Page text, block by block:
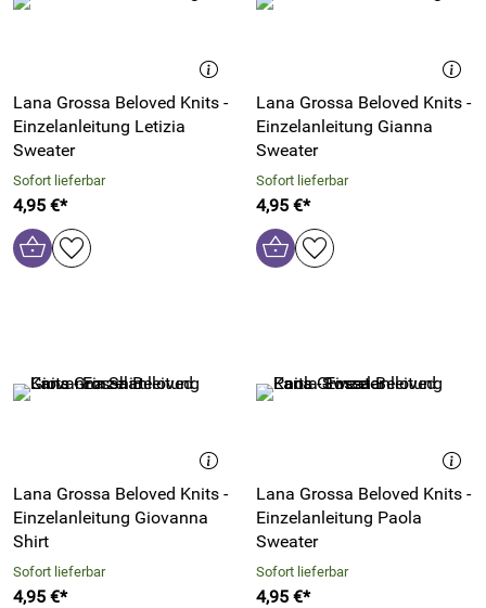
Lana Grossa Beloved Knits -
Einzelanleitung Letizia
Sweater
Sofort lieferbar
4,95 €*
Lana Grossa Beloved Knits -
Einzelanleitung Gianna
Sweater
Sofort lieferbar
4,95 €*
Lana Grossa Beloved Knits -
Einzelanleitung Giovanna
Shirt
Sofort lieferbar
4,95 €*
Lana Grossa Beloved Knits -
Einzelanleitung Paola
Sweater
Sofort lieferbar
4,95 €*